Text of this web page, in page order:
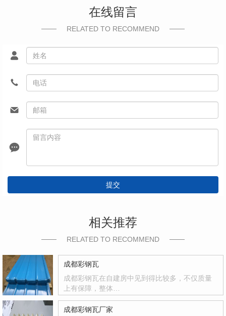
在线留言
RELATED TO RECOMMEND
提交
相关推荐
RELATED TO RECOMMEND
成都彩钢瓦
成都彩钢瓦在自建房中见到得比较多，不仅质量
上有保障，整体…
成都彩钢瓦厂家